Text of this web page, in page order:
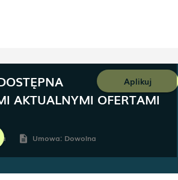
AKTUALNYMI OFERTAMI
Aplikuj
description Umowa: Dowolna